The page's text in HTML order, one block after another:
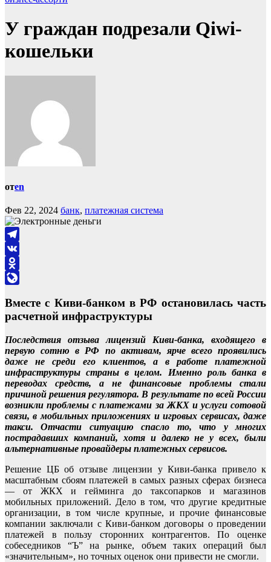
У граждан подрезали Qiwi-
кошельки
отen
Фев 22, 2024 банк, платежная система
Telegram
VK
Odnoklassniki
Вместе с Киви-банком в РФ остановилась часть
расчетной инфраструктуры
Последствия отзыва лицензий Киви-банка, входящего в
первую сотню в РФ по активам, ярче всего проявились
даже не среди его клиентов, а в работе платежной
инфраструктуры страны в целом. Именно роль банка в
переводах средств, а не финансовые проблемы стали
причиной решения регулятора. В результате по всей России
возникли проблемы с платежами за ЖКХ и услуги сотовой
связи, в мобильных приложениях и игровых сервисах, даже
такси. Отчасти ситуацию спасло то, что у многих
пострадавших компаний, хотя и далеко не у всех, были
альтернативные провайдеры платежных сервисов.
Решение ЦБ об отзыве лицензии у Киви-банка привело к
масштабным сбоям платежей в самых разных сферах бизнеса
— от ЖКХ и гейминга до таксопарков и магазинов
мобильных приложений. Дело в том, что другие кредитные
организации, в том числе крупные, и прочие финансовые
компании заключали с Киви-банком договоры о проведении
платежей в пользу сторонних контрагентов. По оценке
собеседников “Ъ” на рынке, объем таких операций был
«значительным», но точных оценок они привести не смогли.